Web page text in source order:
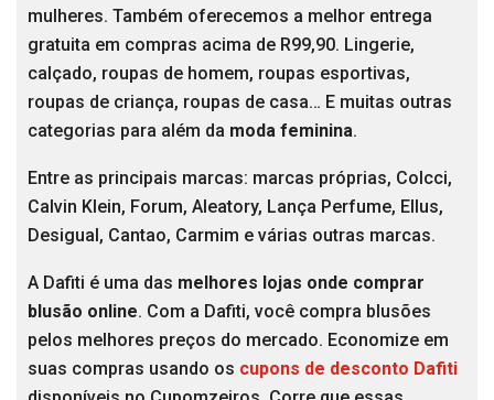
mulheres. Também oferecemos a melhor entrega
gratuita em compras acima de R99,90. Lingerie,
calçado, roupas de homem, roupas esportivas,
roupas de criança, roupas de casa… E muitas outras
categorias para além da moda feminina.
Entre as principais marcas: marcas próprias, Colcci,
Calvin Klein, Forum, Aleatory, Lança Perfume, Ellus,
Desigual, Cantao, Carmim e várias outras marcas.
A Dafiti é uma das melhores lojas onde comprar
blusão online. Com a Dafiti, você compra blusões
pelos melhores preços do mercado. Economize em
suas compras usando os cupons de desconto Dafiti